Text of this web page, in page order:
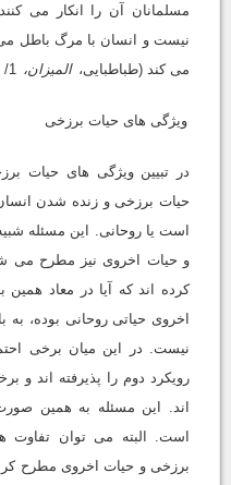
مسلمانان آن را انکار مى
نیست و انسان با مرگ باطل
مى کند (طباطبایى، المیزان،
ویژگى هاى حیات برزخی
در تبیین ویژگى هاى حیات
حیات برزخى و زنده شدن
است یا روحانی. این مسئله
و حیات اخروى نیز مطرح مى
کرده اند که آیا در معاد
اخروى حیاتى روحانى بوده،
نیست. در این میان برخى
رویکرد دوم را پذیرفته اند و
اند. این مسئله به همین
است. البته مى توان تفاوت
برزخى و حیات اخروى مطرح